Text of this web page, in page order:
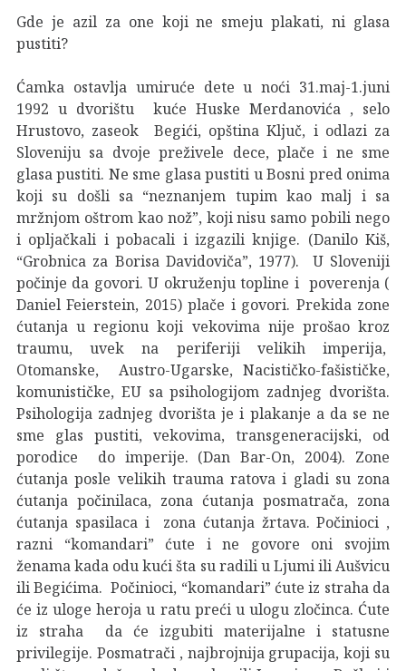
Gde je azil za one koji ne smeju plakati, ni glasa
pustiti?
Ćamka ostavlja umiruće dete u noći 31.maj-1.juni
1992 u dvorištu kuće Huske Merdanovića , selo
Hrustovo, zaseok Begići, opština Ključ, i odlazi za
Sloveniju sa dvoje preživele dece, plače i ne sme
glasa pustiti. Ne sme glasa pustiti u Bosni pred onima
koji su došli sa “neznanjem tupim kao malj i sa
mržnjom oštrom kao nož”, koji nisu samo pobili nego
i opljačkali i pobacali i izgazili knjige. (Danilo Kiš,
“Grobnica za Borisa Davidoviča”, 1977). U Sloveniji
počinje da govori. U okruženju topline i poverenja (
Daniel Feierstein, 2015) plače i govori. Prekida zone
ćutanja u regionu koji vekovima nije prošao kroz
traumu, uvek na periferiji velikih imperija,
Otomanske, Austro-Ugarske, Nacističko-fašističke,
komunističke, EU sa psihologijom zadnjeg dvorišta.
Psihologija zadnjeg dvorišta je i plakanje a da se ne
sme glas pustiti, vekovima, transgeneracijski, od
porodice do imperije. (Dan Bar-On, 2004). Zone
ćutanja posle velikih trauma ratova i gladi su zona
ćutanja počinilaca, zona ćutanja posmatrača, zona
ćutanja spasilaca i zona ćutanja žrtava. Počinioci ,
razni “komandari” ćute i ne govore oni svojim
ženama kada odu kući šta su radili u Ljumi ili Aušvicu
ili Begićima. Počinioci, “komandari” ćute iz straha da
će iz uloge heroja u ratu preći u ulogu zločinca. Ćute
iz straha da će izgubiti materijalne i statusne
privilegije. Posmatrači , najbrojnija grupacija, koji su